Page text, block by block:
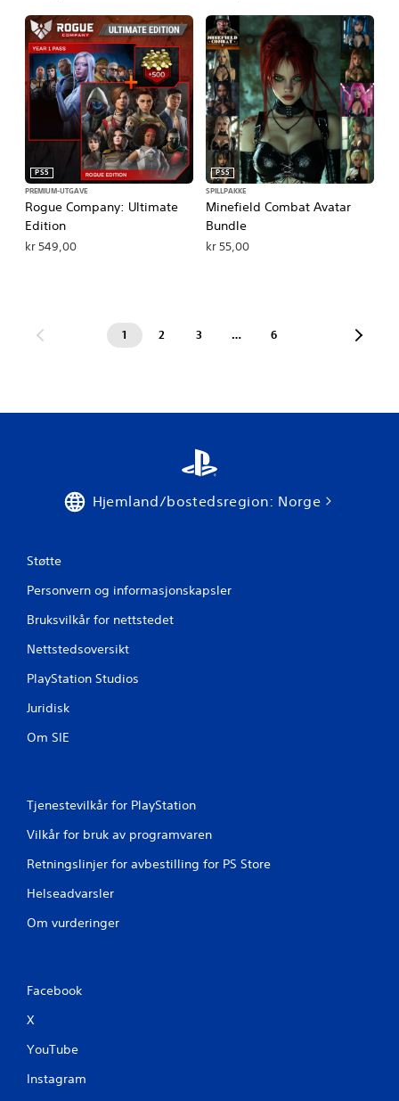
Rogue Company: Ultimate
Edition
PS5
PREMIUM-UTGAVE
kr 549,00
Minefield Combat Avatar
Bundle
PS5
SPILLPAKKE
kr 55,00
1 2 3 … 6
Hjemland/bostedsregion: Norge
Støtte
Personvern og informasjonskapsler
Bruksvilkår for nettstedet
Nettstedsoversikt
PlayStation Studios
Juridisk
Om SIE
Tjenestevilkår for PlayStation
Vilkår for bruk av programvaren
Retningslinjer for avbestilling for PS Store
Helseadvarsler
Om vurderinger
Facebook
X
YouTube
Instagram